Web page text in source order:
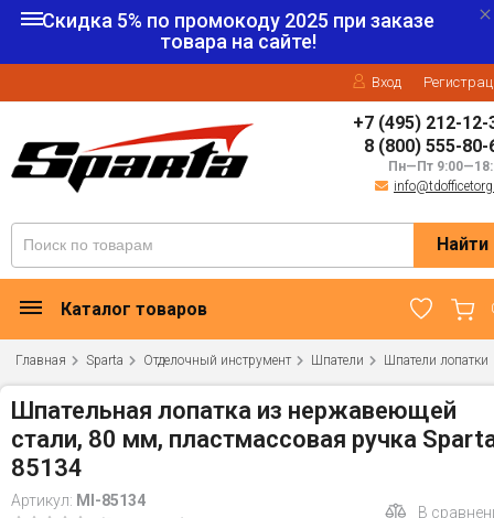
Скидка 5% по промокоду 2025 при заказе
товара на сайте!
Вход
+7 (495) 212-12-
8 (800) 555-80-
Пн—Пт
Найти
Каталог товаров
Главная Sparta Отделочный инструмент Шпатели Шпатели лопатки
Шпательная лопатка из нержавеющей
стали, 80 мм, пластмассовая ручка
85134
Артикул: MI-85134
В